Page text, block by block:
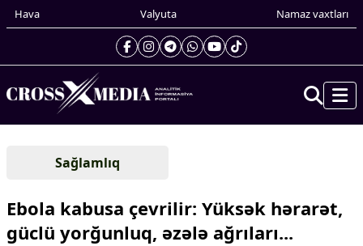
Hava Valyuta Namaz vaxtları
Gündəm
Xarici xəbərlər
Cənubi Qafqaz
Sağlamlıq
Ebola kabusa çevrilir: Yüksək hərarət,
güclü yorğunluq, əzələ ağrıları...